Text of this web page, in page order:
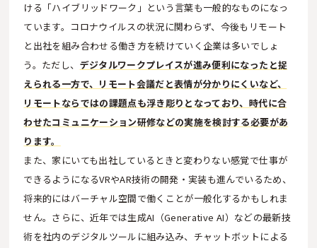
ける「ハイブリッドワーク」という言葉も一般的なものになっ
ています。コロナウイルスの状況に関わらず、今後もリモート
と出社を組み合わせる働き方を続けていく企業は多いでしょ
う。ただし、 デジタルワークプレイスが進み便利になったと捉
えられる一方で、リモート会議だと表情が分かりにくいなど、
リモートならではの課題点も浮き彫りとなっており、時代に合
わせたコミュニケーション研修などの実施を検討する必要があ
ります。
また、家にいても出社しているときと変わりない感覚で仕事が
できるようになるVRやAR技術の開発・実装も進んでいるため、
将来的にはバーチャル空間で働くことが一般化するかもしれま
せん。さらに、近年では生成AI（Generative AI）などの最新技
術を社内のデジタルツールに組み込み、チャットボットによる